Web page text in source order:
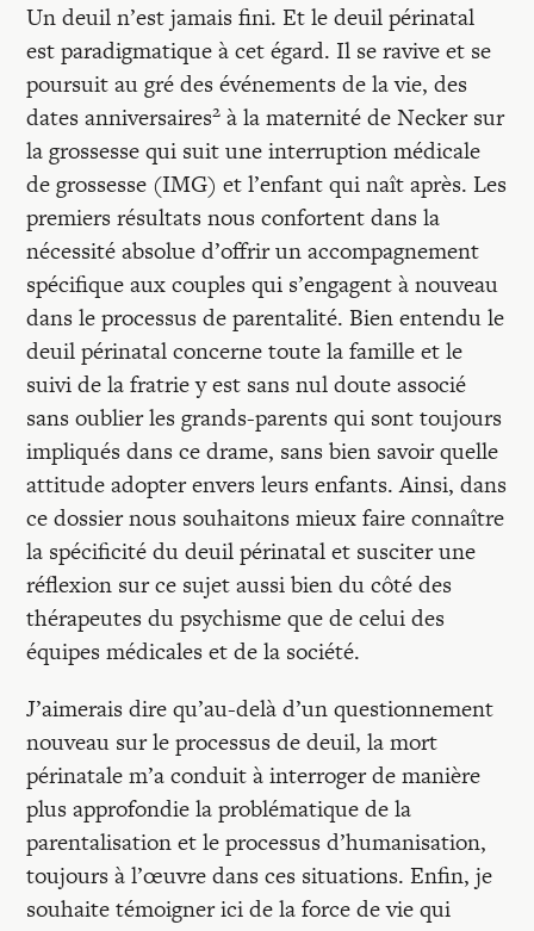
Un deuil n’est jamais fini. Et le deuil périnatal
est paradigmatique à cet égard. Il se ravive et se
poursuit au gré des événements de la vie, des
dates anniversaires2 à la maternité de Necker sur
la grossesse qui suit une interruption médicale
de grossesse (IMG) et l’enfant qui naît après. Les
premiers résultats nous confortent dans la
nécessité absolue d’offrir un accompagnement
spécifique aux couples qui s’engagent à nouveau
dans le processus de parentalité. Bien entendu le
deuil périnatal concerne toute la famille et le
suivi de la fratrie y est sans nul doute associé
sans oublier les grands-parents qui sont toujours
impliqués dans ce drame, sans bien savoir quelle
attitude adopter envers leurs enfants. Ainsi, dans
ce dossier nous souhaitons mieux faire connaître
la spécificité du deuil périnatal et susciter une
réflexion sur ce sujet aussi bien du côté des
thérapeutes du psychisme que de celui des
équipes médicales et de la société.
J’aimerais dire qu’au-delà d’un questionnement
nouveau sur le processus de deuil, la mort
périnatale m’a conduit à interroger de manière
plus approfondie la problématique de la
parentalisation et le processus d’humanisation,
toujours à l’œuvre dans ces situations. Enfin, je
souhaite témoigner ici de la force de vie qui